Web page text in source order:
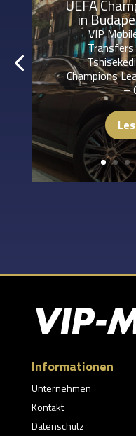
UEFA
in
VIP
Champions
–
Informationen
Unternehmen
Kontakt
Datenschutz